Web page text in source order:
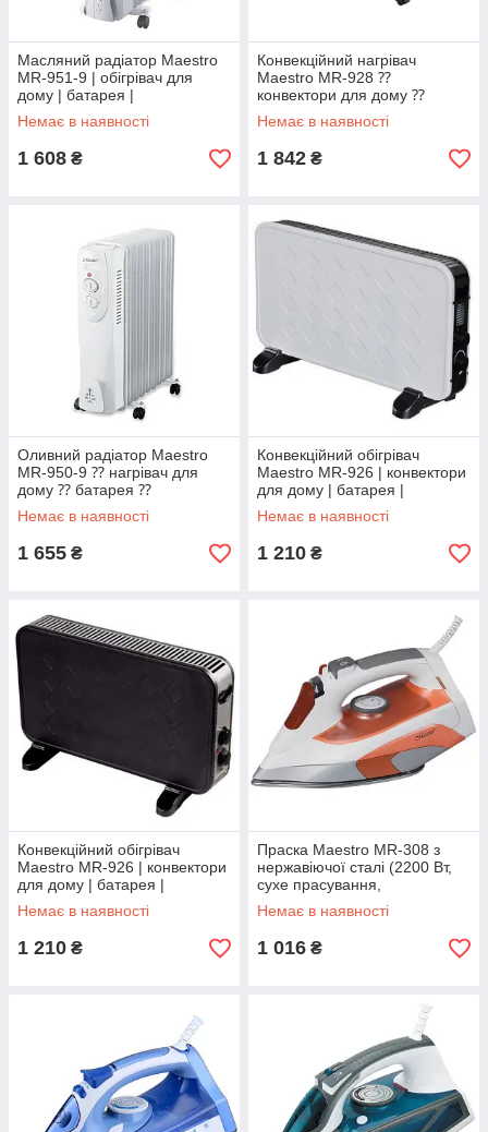
Масляний радіатор Maestro
MR-951-9 | обігрівач для
дому | батарея |
тепловентилятор Маестро,
Маестро
Немає в наявності
1 608 ₴
Конвекційний нагрівач
Maestro MR-928 ⁇
конвектори для дому ⁇
батарея ⁇ тепловентилятор
Маестро
Немає в наявності
1 842 ₴
Оливний радіатор Maestro
MR-950-9 ⁇ нагрівач для
дому ⁇ батарея ⁇
тепловентилятор Маестро
Немає в наявності
1 655 ₴
Конвекційний обігрівач
Maestro MR-926 | конвектори
для дому | батарея |
тепловентилятор Маестро,
Маестро
Немає в наявності
1 210 ₴
Конвекційний обігрівач
Maestro MR-926 | конвектори
для дому | батарея |
тепловентилятор Маестро,
Маестро
Немає в наявності
1 210 ₴
Праска Maestro MR-308 з
нержавіючої сталі (2200 Вт,
сухе прасування,
розбризкування, вертикальне
відпарювання)
Немає в наявності
1 016 ₴